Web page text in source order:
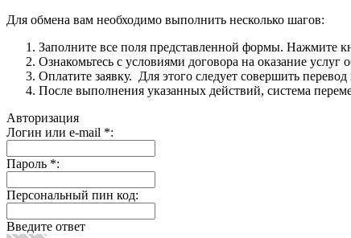
Для обмена вам необходимо выполнить несколько шагов:
Заполните все поля представленной формы. Нажмите
Ознакомьтесь с условиями договора на оказание
Оплатите заявку. Для этого следует совершить
После выполнения указанных действий, система
Авторизация
Логин или e-mail *:
Пароль *:
Персональный пин код:
Введите ответ